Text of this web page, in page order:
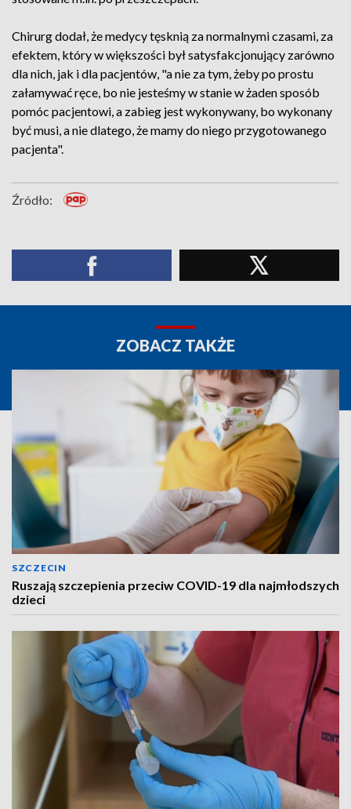
Chirurg dodał, że medycy tęsknią za normalnymi czasami, za
efektem, który w większości był satysfakcjonujący zarówno
dla nich, jak i dla pacjentów, "a nie za tym, żeby po prostu
załamywać ręce, bo nie jesteśmy w stanie w żaden sposób
pomóc pacjentowi, a zabieg jest wykonywany, bo wykonany
być musi, a nie dlatego, że mamy do niego przygotowanego
pacjenta".
Źródło:
ZOBACZ TAKŻE
SZCZECIN
Ruszają szczepienia przeciw COVID-19 dla najmłodszych
dzieci